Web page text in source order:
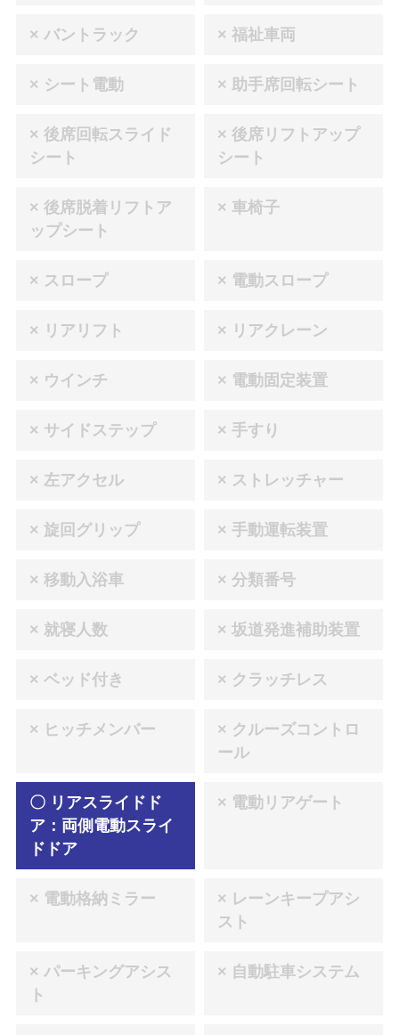
× バントラック × 福祉車両
× シート電動 × 助手席回転シート
× 後席回転スライド
シート
× 後席リフトアップ
シート
× 後席脱着リフトア
ップシート
× 車椅子
× スロープ × 電動スロープ
× リアリフト × リアクレーン
× ウインチ × 電動固定装置
× サイドステップ × 手すり
× 左アクセル × ストレッチャー
× 旋回グリップ × 手動運転装置
× 移動入浴車 × 分類番号
× 就寝人数 × 坂道発進補助装置
× ベッド付き × クラッチレス
× ヒッチメンバー
× クルーズコントロ
ール
〇 リアスライドド
ア：両側電動スライ
ドドア
× 電動リアゲート
× 電動格納ミラー
× レーンキープアシ
スト
× パーキングアシス
ト
× 自動駐車システム